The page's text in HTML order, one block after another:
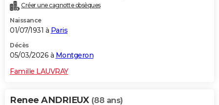
Créer une cagnotte obsèques
Naissance
01/07/1931 à Paris
Décès
05/03/2026 à Montgeron
Famille LAUVRAY
Renee ANDRIEUX (88 ans)